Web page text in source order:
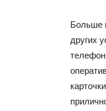
Больше
других